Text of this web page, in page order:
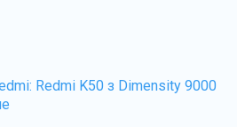
Redmi K50 з Dimensity 9000